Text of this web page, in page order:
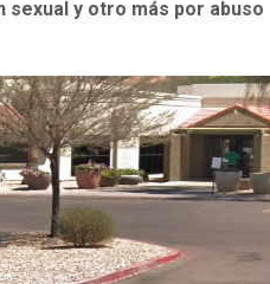
sexual y otro más por abuso